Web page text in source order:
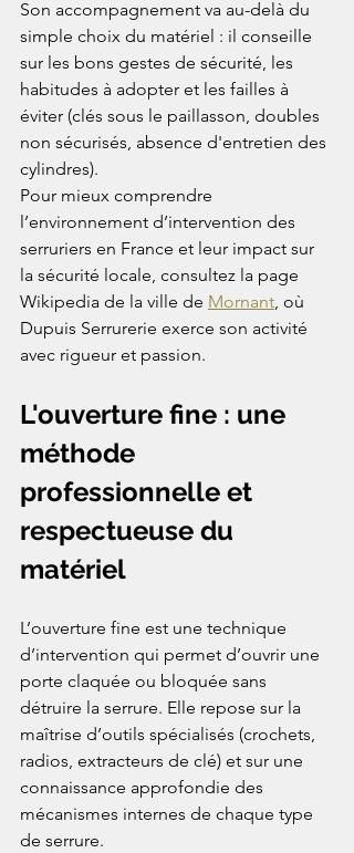
Son accompagnement va au-delà du
simple choix du matériel : il conseille
sur les bons gestes de sécurité, les
habitudes à adopter et les failles à
éviter (clés sous le paillasson, doubles
non sécurisés, absence d'entretien des
cylindres).
Pour mieux comprendre
l’environnement d’intervention des
serruriers en France et leur impact sur
la sécurité locale, consultez la page
Wikipedia de la ville de Mornant, où
Dupuis Serrurerie exerce son activité
avec rigueur et passion.
L'ouverture fine : une
méthode
professionnelle et
respectueuse du
matériel
L’ouverture fine est une technique
d’intervention qui permet d’ouvrir une
porte claquée ou bloquée sans
détruire la serrure. Elle repose sur la
maîtrise d’outils spécialisés (crochets,
radios, extracteurs de clé) et sur une
connaissance approfondie des
mécanismes internes de chaque type
de serrure.